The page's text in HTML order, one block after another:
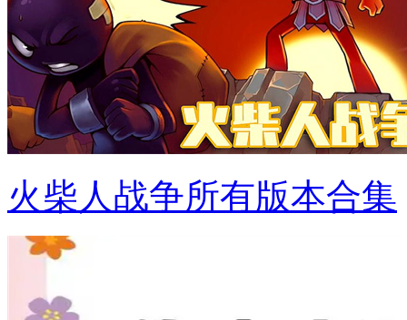
火柴人战争所有版本合集